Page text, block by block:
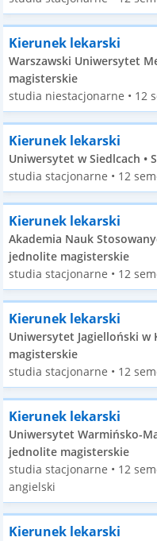
Kierunek lekarski
Warszawski Uniwersytet
magisterskie
studia niestacjonarne • 12
Kierunek lekarski
Uniwersytet w Siedlcach •
studia stacjonarne • 12
Kierunek lekarski
Akademia Nauk
jednolite magisterskie
studia stacjonarne • 12
Kierunek lekarski
Uniwersytet Jagielloński w
magisterskie
studia stacjonarne • 12
Kierunek lekarski
Uniwersytet Warmińsko-
jednolite magisterskie
studia stacjonarne • 12
angielski
Kierunek lekarski